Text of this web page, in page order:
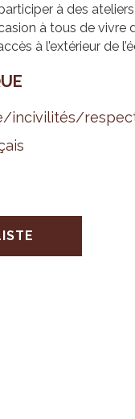
à des
à tous de vivre
à l’extérieur de
inci­vi­li­tés/